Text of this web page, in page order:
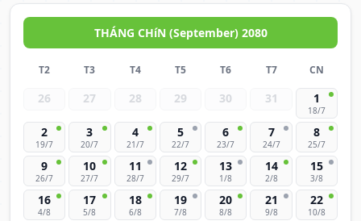
THÁNG CHíN (September) 2080
T2 T3 T4 T5 T6 T7 CN
26 27 28 29 30 31 1
18/7
2
19/7
3
20/7
4
21/7
5
22/7
6
23/7
7
24/7
8
25/7
9
26/7
10
27/7
11
28/7
12
29/7
13
1/8
14
2/8
15
3/8
16
4/8
17
5/8
18
6/8
19
7/8
20
8/8
21
9/8
22
10/8